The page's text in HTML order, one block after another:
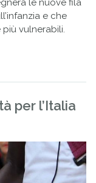
le nuove fila
e che
vulnerabili.
per l’Italia